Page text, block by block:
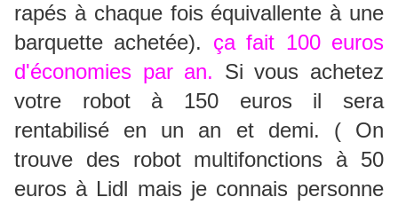
rapés à chaque fois équivallente à une
barquette achetée). ça fait 100 euros
d'économies par an. Si vous achetez
votre robot à 150 euros il sera
rentabilisé en un an et demi. ( On
trouve des robot multifonctions à 50
euros à Lidl mais je connais personne